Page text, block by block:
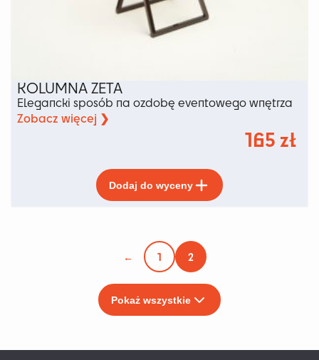
KOLUMNA ZETA
Elegancki sposób na ozdobę eventowego wnętrza
Zobacz więcej ❯
165zł
Dodaj do wyceny
produkt
ma
Opcje
można
wybrać
na
stronie
← 1 2
Pokaż wszystkie